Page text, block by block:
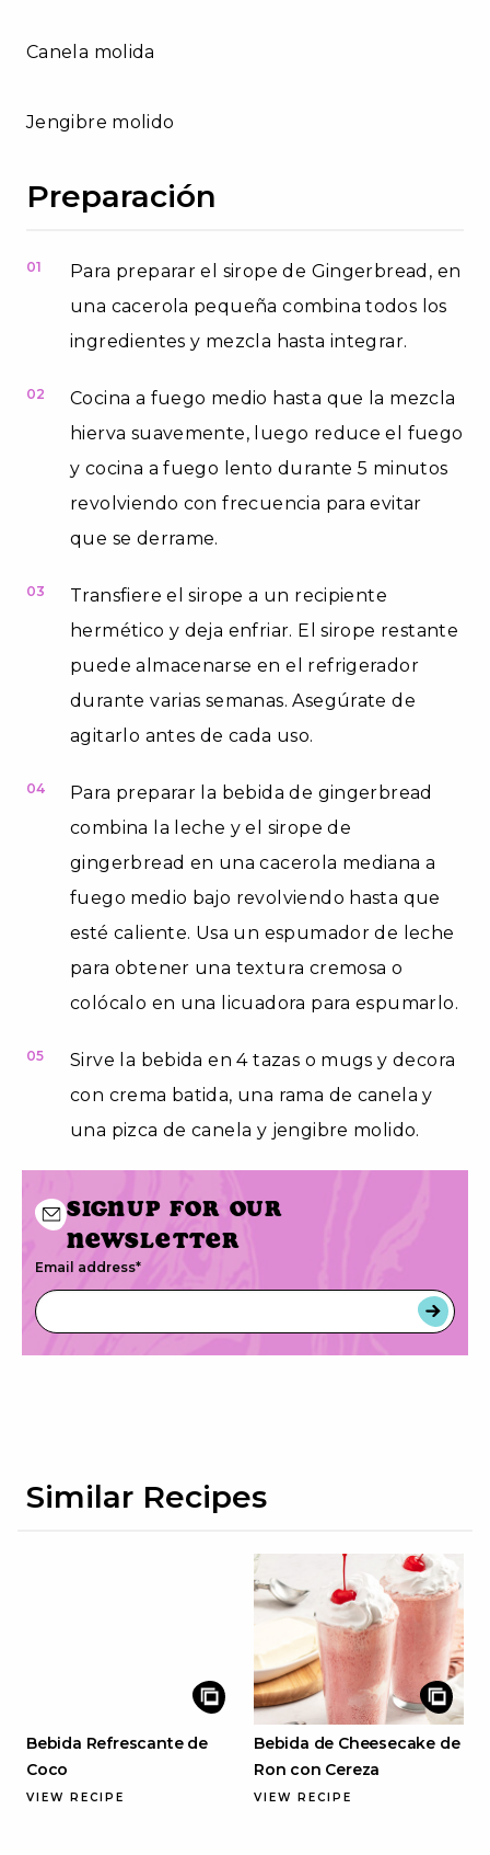
Canela molida
Jengibre molido
Preparación
01
Para preparar el sirope de Gingerbread, en
una cacerola pequeña combina todos los
ingredientes y mezcla hasta integrar.
02
Cocina a fuego medio hasta que la mezcla
hierva suavemente, luego reduce el fuego
y cocina a fuego lento durante 5 minutos
revolviendo con frecuencia para evitar
que se derrame.
03
Transfiere el sirope a un recipiente
hermético y deja enfriar. El sirope restante
puede almacenarse en el refrigerador
durante varias semanas. Asegúrate de
agitarlo antes de cada uso.
04
Para preparar la bebida de gingerbread
combina la leche y el sirope de
gingerbread en una cacerola mediana a
fuego medio bajo revolviendo hasta que
esté caliente. Usa un espumador de leche
para obtener una textura cremosa o
colócalo en una licuadora para espumarlo.
05
Sirve la bebida en 4 tazas o mugs y decora
con crema batida, una rama de canela y
una pizca de canela y jengibre molido.
Signup for our
newsletter
Email address*
Similar Recipes
Bebida Refrescante de
Coco
VIEW RECIPE
Bebida de Cheesecake de
Ron con Cereza
VIEW RECIPE